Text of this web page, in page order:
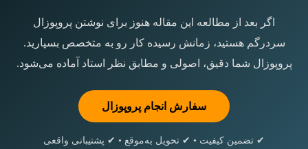
اگر بعد از مطالعه این مقاله هنوز برای نوشتن پروپوزال
سردرگم هستید، زمانش رسیده کار رو به متخصص بسپارید.
پروپوزال شما دقیق، اصولی و مطابق نظر استاد آماده می‌شود.
سفارش انجام پروپوزال
✔ تضمین کیفیت • ✔ تحویل به‌موقع • ✔ پشتیبانی واقعی